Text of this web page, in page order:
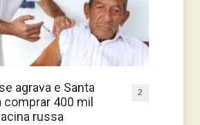
agrava e Santa
comprar 400 mil
russa
2